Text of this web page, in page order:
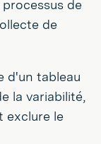
de
de
d'un tableau
la variabilité,
exclure le